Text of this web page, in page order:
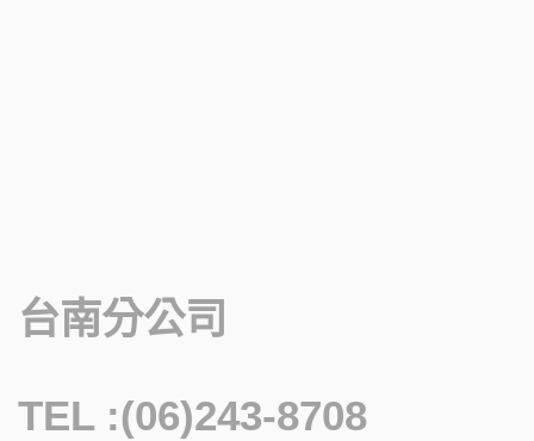
台南分公司
TEL :(06)243-8708